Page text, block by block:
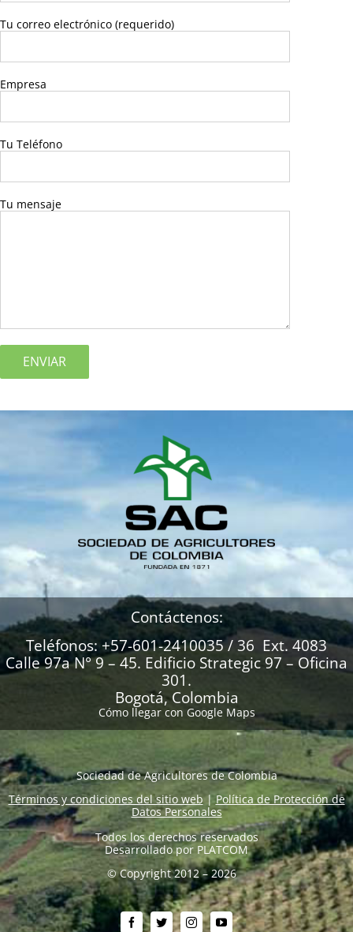
Tu correo electrónico (requerido)
Empresa
Tu Teléfono
Tu mensaje
Contáctenos:
Teléfonos: +57-601-2410035 / 36 Ext. 4083
Calle 97a N° 9 – 45. Edificio Strategic 97 – Oficina
301.
Bogotá, Colombia
Cómo llegar con Google Maps
Sociedad de Agricultores de Colombia
Términos y condiciones del sitio web|Política de Protección de
Datos Personales
Todos los derechos reservados
Desarrollado por PLATCOM
© Copyright 2012 – 2026